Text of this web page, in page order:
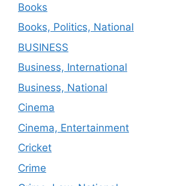
Books
Books, Politics, National
BUSINESS
Business, International
Business, National
Cinema
Cinema, Entertainment
Cricket
Crime